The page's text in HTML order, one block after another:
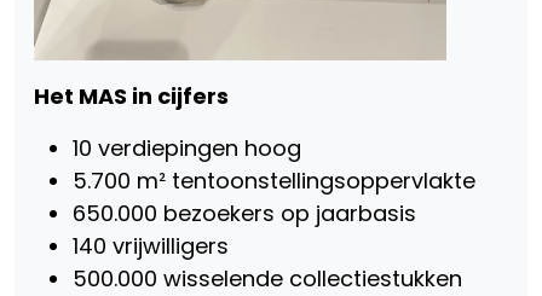
Het MAS in cijfers
10 verdiepingen hoog
5.700 m² tentoonstellingsoppervlakte
650.000 bezoekers op jaarbasis
140 vrijwilligers
500.000 wisselende collectiestukken